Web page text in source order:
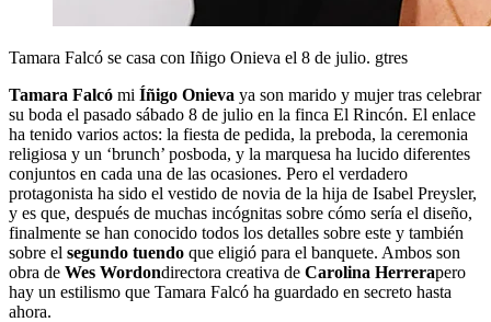
Tamara Falcó se casa con Iñigo Onieva el 8 de julio. gtres
Tamara Falcó mi Íñigo Onieva ya son marido y mujer tras celebrar
su boda el pasado sábado 8 de julio en la finca El Rincón. El enlace
ha tenido varios actos: la fiesta de pedida, la preboda, la ceremonia
religiosa y un ‘brunch’ posboda, y la marquesa ha lucido diferentes
conjuntos en cada una de las ocasiones. Pero el verdadero
protagonista ha sido el vestido de novia de la hija de Isabel Preysler,
y es que, después de muchas incógnitas sobre cómo sería el diseño,
finalmente se han conocido todos los detalles sobre este y también
sobre el segundo tuendo que eligió para el banquete. Ambos son
obra de Wes Wordondirectora creativa de Carolina Herrerapero
hay un estilismo que Tamara Falcó ha guardado en secreto hasta
ahora.